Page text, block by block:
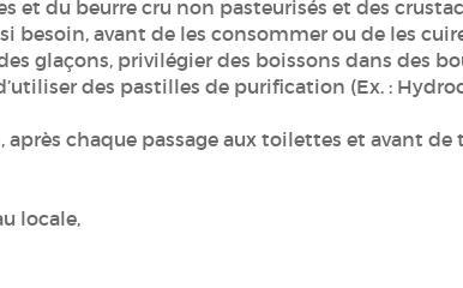
et du beurre cru non pasteurisés et des
besoin, avant de les consommer ou de les
glaçons, privilégier des boissons dans des
des pastilles de purification (Ex. :
après chaque passage aux toilettes et avant de
locale,